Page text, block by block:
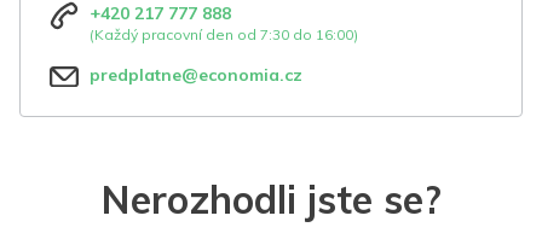
+420 217 777 888
(Každý pracovní den od 7:30 do 16:00)
predplatne@economia.cz
Nerozhodli jste se?